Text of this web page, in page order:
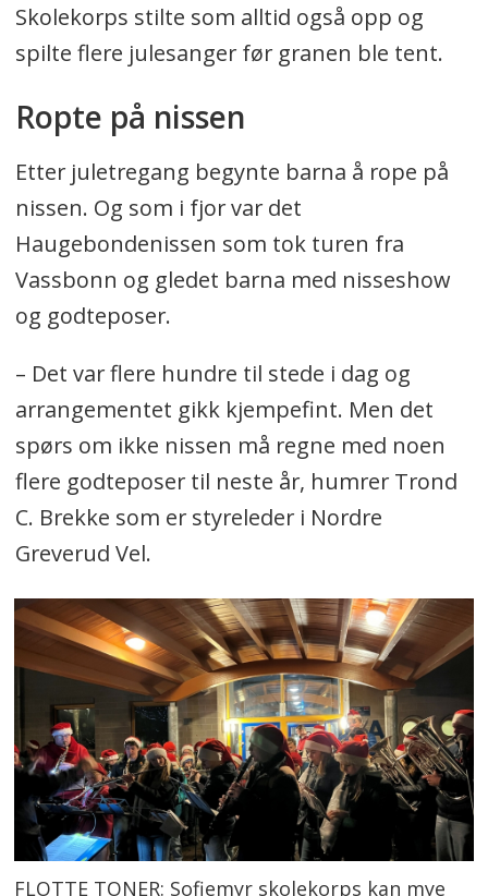
Skolekorps stilte som alltid også opp og
spilte flere julesanger før granen ble tent.
Ropte på nissen
Etter juletregang begynte barna å rope på
nissen. Og som i fjor var det
Haugebondenissen som tok turen fra
Vassbonn og gledet barna med nisseshow
og godteposer.
– Det var flere hundre til stede i dag og
arrangementet gikk kjempefint. Men det
spørs om ikke nissen må regne med noen
flere godteposer til neste år, humrer Trond
C. Brekke som er styreleder i Nordre
Greverud Vel.
FLOTTE TONER: Sofiemyr skolekorps kan mye